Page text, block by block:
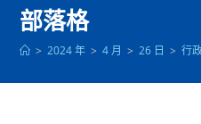
部落格
> 2024 年 > 4 月 > 26 日 > 行